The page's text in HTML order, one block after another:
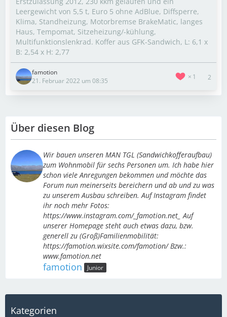
Leergewicht von 5,5 t, Euro 5 ohne AdBlue, Diffsperre,
Klima, Standheizung, Motorbremse BrakeMatic, langes
Haus, Tempomat, Sitzeheizung/-kühlung,
Multifunktionslenkrad. Koffer aus GFK-Sandwich, L: 6,1 x
B: 2,54 x H: 2,77
famotion
21. Februar 2022 um 08:35
1 2
Über diesen Blog
Wir bauen unseren MAN TGL (Sandwichkofferaufbau)
zum Wohnmobil für sechs Personen um. Ich habe hier
schon viele Anregungen bekommen und möchte das
Forum nun meinerseits bereichern und ab und zu was
zu unserem Ausbau schreiben. Auf Instagram findet
ihr noch mehr Fotos:
https://www.instagram.com/_famotion.net_ Auf
unserer Homepage steht auch etwas dazu, bzw.
generell zu (Groß)Familienmobilität:
https://famotion.wixsite.com/famotion/ Bzw.:
www.famotion.net
famotion Junior
Kategorien